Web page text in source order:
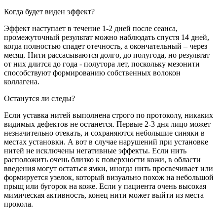
Когда будет виден эффект?
Эффект наступает в течение 1-2 дней после сеанса,
промежуточный результат можно наблюдать спустя 14 дней,
когда полностью спадет отечность, а окончательный – через
месяц. Нити рассасываются долго, до полугода, но результат
от них длится до года - полутора лет, поскольку мезонити
способствуют формированию собственных волокон
коллагена.
Останутся ли следы?
Если уставка нитей выполнена строго по протоколу, никаких
видимых дефектов не останется. Первые 2-3 дня лицо может
незначительно отекать, и сохраняются небольшие синяки в
местах установки. А вот в случае нарушений при установке
нитей не исключены негативные эффекты. Если нить
расположить очень близко к поверхности кожи, в области
введения могут остаться ямки, иногда нить просвечивает или
формируется узелок, который визуально похож на небольшой
прыщ или бугорок на коже. Если у пациента очень высокая
мимическая активность, конец нити может выйти из места
прокола.